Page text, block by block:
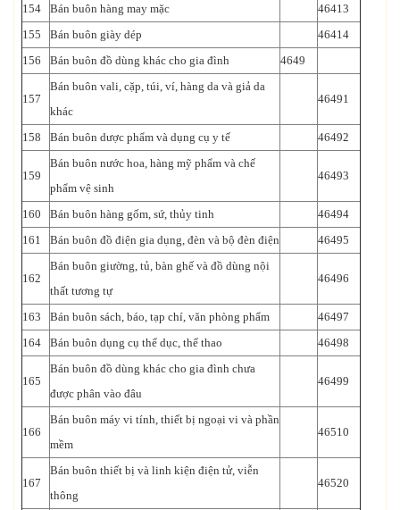
154 Bán buôn hàng may mặc
46413
155
Bán buôn giày dép
46414
156
Bán buôn đồ dùng khác cho gia đình 4649
157
Bán buôn vali, cặp, túi, ví, hàng da và giả da
khác
46491
158 Bán buôn dược phẩm và dụng cụ y tế 46492
159
Bán buôn nước hoa, hàng mỹ phẩm và chế
phẩm vệ sinh
46493
160 Bán buôn hàng gốm, sứ, thủy tinh
46494
161
Bán buôn đồ điện gia dụng, đèn và bộ đèn điện 46495
162
Bán buôn giường, tủ, bàn ghế và đồ dùng nội
thất tương tự
46496
163 Bán buôn sách, báo, tạp chí, văn phòng phẩm
46497
164
Bán buôn dụng cụ thể dục, thể thao 46498
165
Bán buôn đồ dùng khác cho gia đình chưa
được phân vào đâu
46499
166
Bán buôn máy vi tính, thiết bị ngoại vi và phần
mềm
46510
167
Bán buôn thiết bị và linh kiện điện tử, viễn
thông
46520